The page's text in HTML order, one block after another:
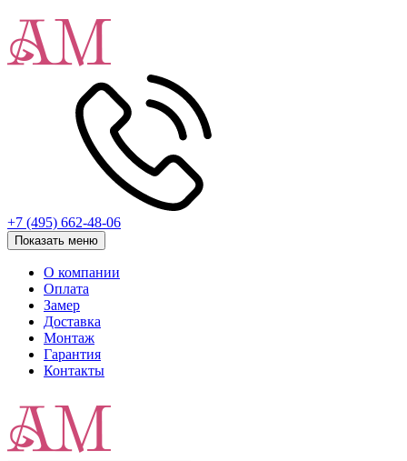
+7 (495) 662-48-06
Показать меню
О компании
Оплата
Замер
Доставка
Монтаж
Гарантия
Контакты